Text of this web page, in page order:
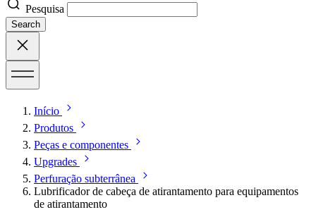
Pesquisa
Search
Início
Produtos
Peças e componentes
Upgrades
Perfuração subterrânea
Lubrificador de cabeça de atirantamento para equipamentos
de atirantamento